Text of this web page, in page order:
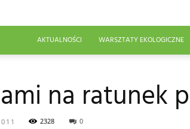
AKTUALNOŚCI WARSZTATY EKOLOGICZNE
na ratunek
2328 0